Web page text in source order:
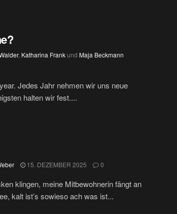
, Katharina Frankund Maja Beckmann
Jedes Jahr nehmen wir uns neue
halten wir fest....
15. DEZEMBER 2025 0
klingen, meine Mitbewohnerin fängt an
kalt ist’s sowieso ach was ist...